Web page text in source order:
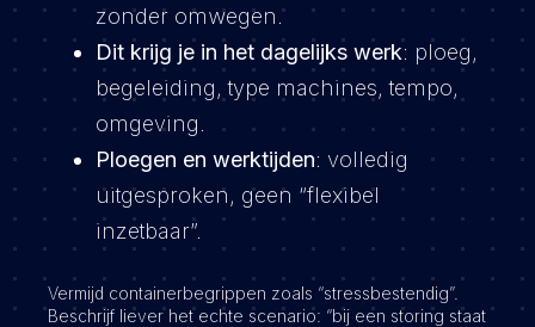
zonder omwegen.
Dit krijg je in het dagelijks werk: ploeg,
begeleiding, type machines, tempo,
omgeving.
Ploegen en werktijden: volledig
uitgesproken, geen “flexibel
inzetbaar”.
Vermijd containerbegrippen zoals “stressbestendig”.
Beschrijf liever het echte scenario: “bij een storing staat